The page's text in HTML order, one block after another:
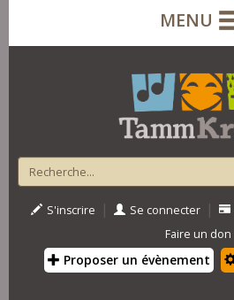
MENU
S'inscrire | Se connecter |
Faire un don
Proposer un évènement